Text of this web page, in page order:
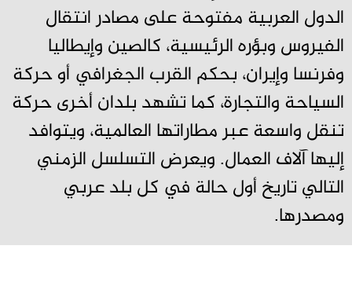
الدول العربية مفتوحة على مصادر انتقال
الفيروس وبؤره الرئيسية، كالصين وإيطاليا
وفرنسا وإيران، بحكم القرب الجغرافي أو حركة
السياحة والتجارة، كما تشهد بلدان أخرى حركة
تنقل واسعة عبر مطاراتها العالمية، ويتوافد
إليها آلاف العمال. ويعرض التسلسل الزمني
التالي تاريخ أول حالة في كل بلد عربي
ومصدرها.